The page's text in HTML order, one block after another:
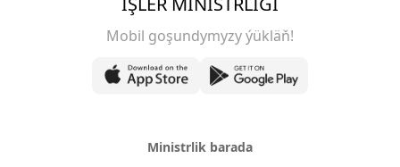
Mobil goşundymyzy ýükläň!
Ministrlik barada